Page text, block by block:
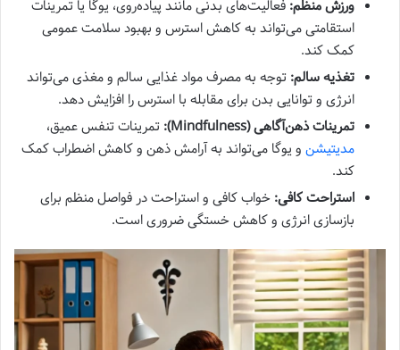
ورزش منظم: فعالیت‌های بدنی مانند پیاده‌روی، یوگا یا تمرینات
استقامتی می‌تواند به کاهش استرس و بهبود سلامت عمومی
کمک کند.
تغذیه سالم: توجه به مصرف مواد غذایی سالم و مغذی می‌تواند
انرژی و توانایی بدن برای مقابله با استرس را افزایش دهد.
تمرینات ذهن‌آگاهی (Mindfulness):
تمرینات تنفس عمیق،
مدیتیشن و یوگا می‌تواند به آرامش ذهن و کاهش اضطراب کمک
کند.
استراحت کافی: خواب کافی و استراحت در فواصل منظم برای
بازسازی انرژی و کاهش خستگی ضروری است.